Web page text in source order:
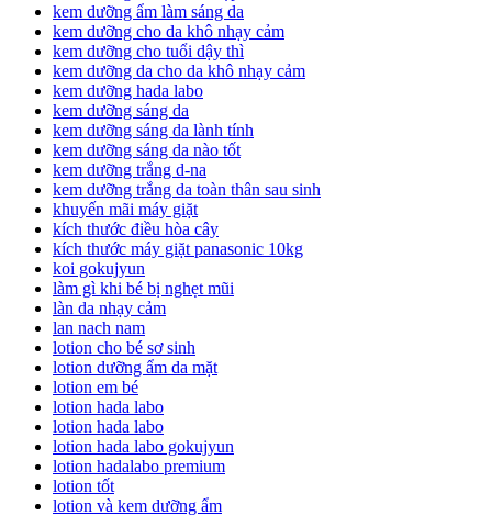
kem dưỡng ẩm làm sáng da
kem dưỡng cho da khô nhạy cảm
kem dưỡng cho tuổi dậy thì
kem dưỡng da cho da khô nhạy cảm
kem dưỡng hada labo
kem dưỡng sáng da
kem dưỡng sáng da lành tính
kem dưỡng sáng da nào tốt
kem dưỡng trắng d-na
kem dưỡng trắng da toàn thân sau sinh
khuyến mãi máy giặt
kích thước điều hòa cây
kích thước máy giặt panasonic 10kg
koi gokujyun
làm gì khi bé bị nghẹt mũi
làn da nhạy cảm
lan nach nam
lotion cho bé sơ sinh
lotion dưỡng ẩm da mặt
lotion em bé
lotion hada labo
lotion hada labo
lotion hada labo gokujyun
lotion hadalabo premium
lotion tốt
lotion và kem dưỡng ẩm